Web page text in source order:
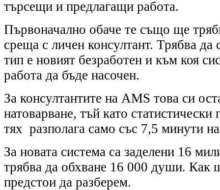
търсещи и предлагащи работа.
Първоначално обаче те също ще
среща с личен консултант. Трябва да
тип е новият безработен и към коя
работа да бъде насочен.
За консултантите на AMS това си
натоварване, тъй като статистически
тях разполага само със 7,5 минути
За новата система са заделени 16
трябва да обхване 16 000 души. Как
предстои да разберем.